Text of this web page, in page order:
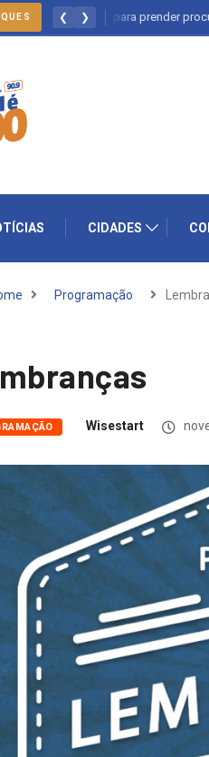
❮ ❯
para prender procurado pela
CIDADES
Programação
Wisestart